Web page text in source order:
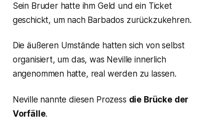
Sein Bruder hatte ihm Geld und ein Ticket
geschickt, um nach Barbados zurückzukehren.
Die äußeren Umstände hatten sich von selbst
organisiert, um das, was Neville innerlich
angenommen hatte, real werden zu lassen.
Neville nannte diesen Prozess die Brücke der
Vorfälle.